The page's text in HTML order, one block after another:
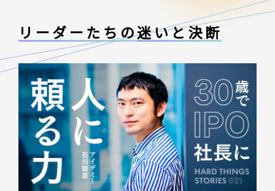
リーダーたちの迷いと決断